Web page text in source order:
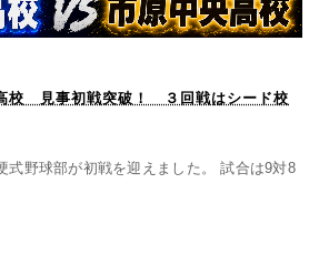
高校 見事初戦突破！ ３回戦はシード校
式野球部が初戦を迎えました。 試合は9対8